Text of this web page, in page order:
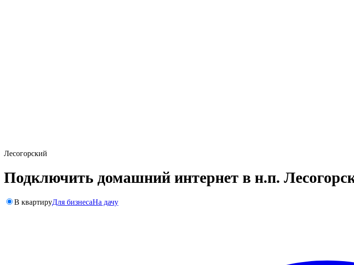
Лесогорский
Подключить домашний интернет в н.п.
В квартируДля бизнесаНа дачу